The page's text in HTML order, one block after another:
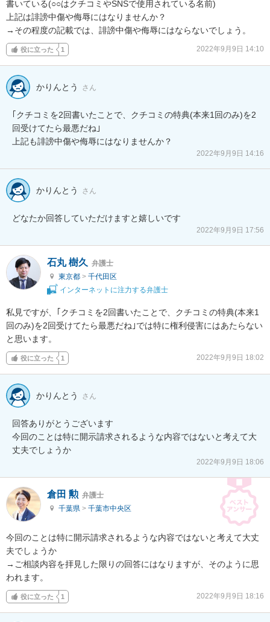
書いている(○○はクチコミやSNSで使用されている名前)
上記は誹謗中傷や侮辱にはなりませんか？
→その程度の記載では、誹謗中傷や侮辱にはならないでしょう。
役に立った 1 2022年9月9日 14:10
かりんとう さん
｢クチコミを2回書いたことで、クチコミの特典(本来1回のみ)を2
回受けてたら最悪だね｣
上記も誹謗中傷や侮辱にはなりませんか？
2022年9月9日 14:16
かりんとう さん
どなたか回答していただけますと嬉しいです
2022年9月9日 17:56
石丸 樹久 弁護士
東京都 > 千代田区
インターネットに注力する弁護士
私見ですが、｢クチコミを2回書いたことで、クチコミの特典(本来1
回のみ)を2回受けてたら最悪だね｣では特に権利侵害にはあたらない
と思います。
役に立った 1 2022年9月9日 18:02
かりんとう さん
回答ありがとうございます
今回のことは特に開示請求されるような内容ではないと考えて大
丈夫でしょうか
2022年9月9日 18:06
倉田 勲 弁護士
千葉県 > 千葉市中央区
今回のことは特に開示請求されるような内容ではないと考えて大丈
夫でしょうか
→ご相談内容を拝見した限りの回答にはなりますが、そのように思
われます。
役に立った 1 2022年9月9日 18:16